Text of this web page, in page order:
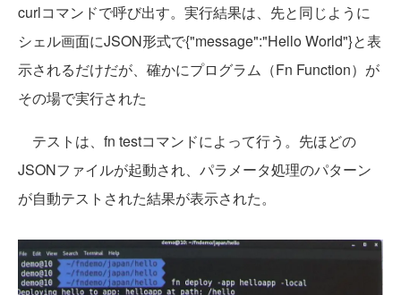
curlコマンドで呼び出す。実行結果は、先と同じように
シェル画面にJSON形式で{"message":"Hello World"}と表
示されるだけだが、確かにプログラム（Fn Function）が
その場で実行された
テストは、fn testコマンドによって行う。先ほどの
JSONファイルが起動され、パラメータ処理のパターン
が自動テストされた結果が表示された。